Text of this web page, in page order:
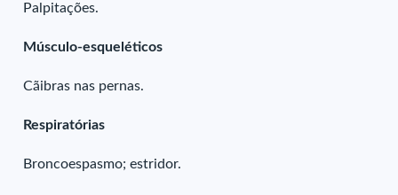
Palpitações.
Músculo-esqueléticos
Cãibras nas pernas.
Respiratórias
Broncoespasmo; estridor.